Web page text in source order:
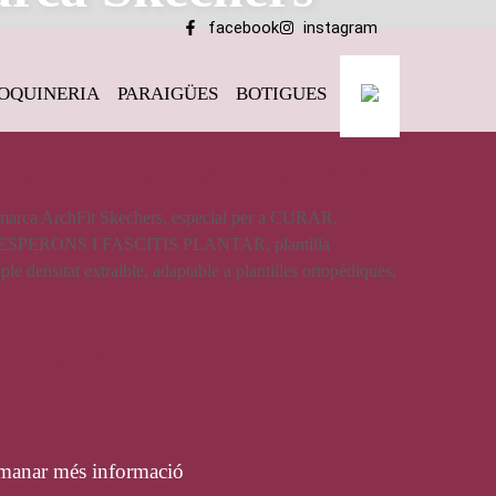
facebook instagram
PARAIGÜES BOTIGUES
ArchFit
ArchFit Skechers, especial per a CURAR,
I FASCITIS PLANTAR, plantilla
densitat extraible, adaptable a plantilles ortopèdiques,
més informació